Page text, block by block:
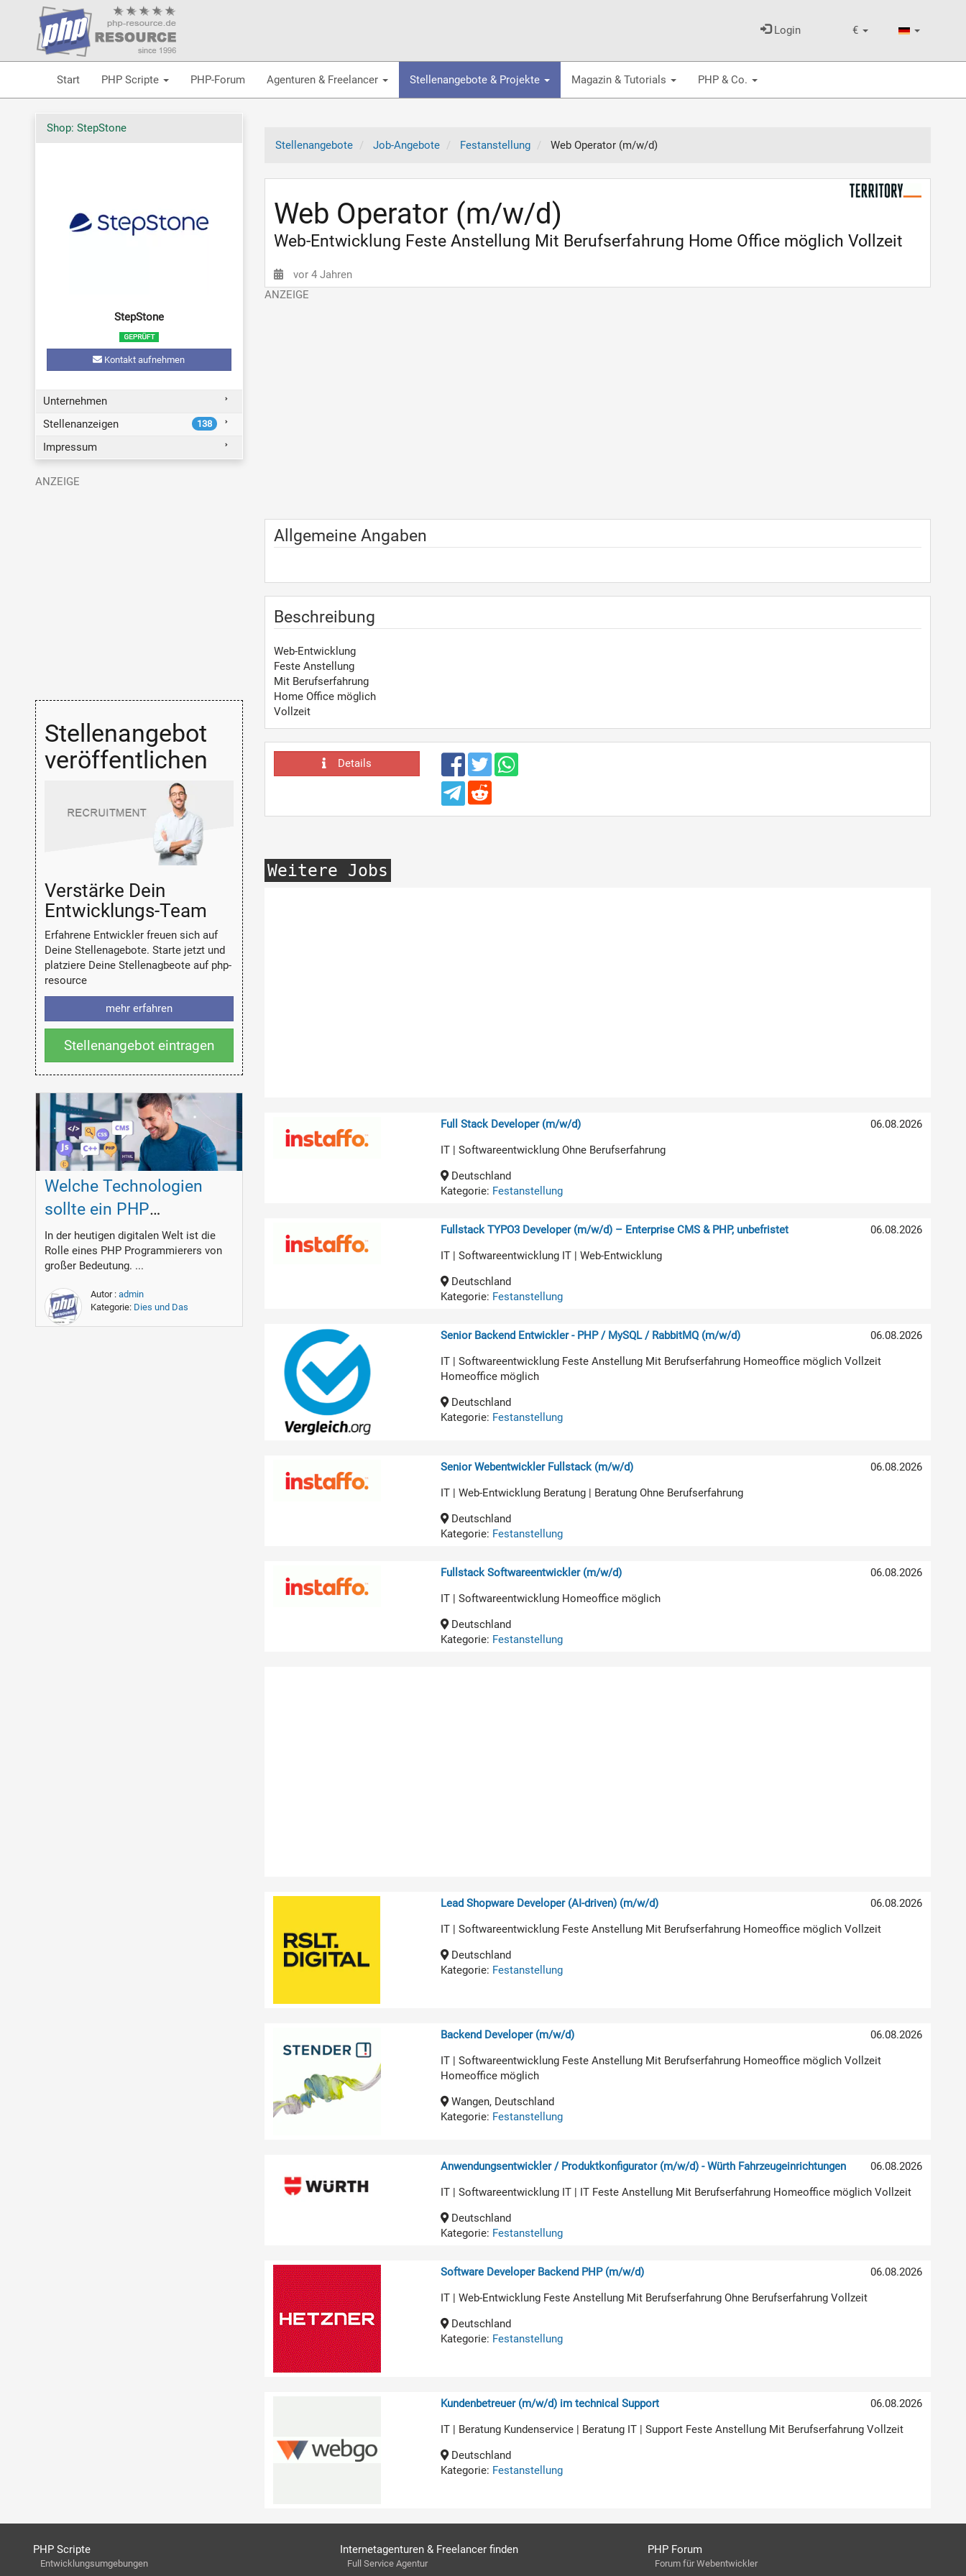
€
Login
Start PHP Scripte PHP-Forum Agenturen & Freelancer Stellenangebote & Projekte Magazin & Tutorials PHP & Co.
Stellenangebote Job-Angebote Festanstellung Web Operator (m/w/d)
Web Operator (m/w/d)
Web-Entwicklung Feste Anstellung Mit Berufserfahrung Home Office möglich Vollzeit
vor 4 Jahren
Allgemeine Angaben
Beschreibung
Web-Entwicklung
Feste Anstellung
Mit Berufserfahrung
Home Office möglich
Vollzeit
Details
Weitere Jobs
06.08.2026
Full Stack Developer (m/w/d)
IT | Softwareentwicklung Ohne Berufserfahrung
Deutschland
Kategorie: Festanstellung
06.08.2026
Fullstack TYPO3 Developer (m/w/d) – Enterprise CMS & PHP, unbefristet
IT | Softwareentwicklung IT | Web-Entwicklung
Deutschland
Kategorie: Festanstellung
06.08.2026
Senior Backend Entwickler - PHP / MySQL / RabbitMQ (m/w/d)
IT | Softwareentwicklung Feste Anstellung Mit Berufserfahrung Homeoffice möglich Vollzeit
Homeoffice möglich
Deutschland
Kategorie: Festanstellung
06.08.2026
Senior Webentwickler Fullstack (m/w/d)
IT | Web-Entwicklung Beratung | Beratung Ohne Berufserfahrung
Deutschland
Kategorie: Festanstellung
06.08.2026
Fullstack Softwareentwickler (m/w/d)
IT | Softwareentwicklung Homeoffice möglich
Deutschland
Kategorie: Festanstellung
06.08.2026
Lead Shopware Developer (AI-driven) (m/w/d)
IT | Softwareentwicklung Feste Anstellung Mit Berufserfahrung Homeoffice möglich Vollzeit
Deutschland
Kategorie: Festanstellung
06.08.2026
Backend Developer (m/w/d)
IT | Softwareentwicklung Feste Anstellung Mit Berufserfahrung Homeoffice möglich Vollzeit
Homeoffice möglich
Wangen, Deutschland
Kategorie: Festanstellung
06.08.2026
Anwendungsentwickler / Produktkonfigurator (m/w/d) - Würth Fahrzeugeinrichtungen
IT | Softwareentwicklung IT | IT Feste Anstellung Mit Berufserfahrung Homeoffice möglich Vollzeit
Deutschland
Kategorie: Festanstellung
06.08.2026
Software Developer Backend PHP (m/w/d)
IT | Web-Entwicklung Feste Anstellung Mit Berufserfahrung Ohne Berufserfahrung Vollzeit
Deutschland
Kategorie: Festanstellung
06.08.2026
Kundenbetreuer (m/w/d) im technical Support
IT | Beratung Kundenservice | Beratung IT | Support Feste Anstellung Mit Berufserfahrung Vollzeit
Deutschland
Kategorie: Festanstellung
Shop: StepStone
StepStone
Kontakt aufnehmen
Unternehmen
Stellenanzeigen
138
Impressum
Stellenangebot
veröffentlichen
Verstärke Dein
Entwicklungs-Team
Erfahrene Entwickler freuen sich auf
Deine Stellenagebote. Starte jetzt und
platziere Deine Stellenagbeote auf php-
resource
mehr erfahren
Stellenangebot eintragen
Welche Technologien
sollte ein PHP
Programmierer
beherrschen?
In der heutigen digitalen Welt ist die
Rolle eines PHP Programmierers von
großer Bedeutung. ...
Autor : admin
Kategorie: Dies und Das
PHP Scripte
Entwicklungsumgebungen
Internetagenturen & Freelancer finden
Full Service Agentur
PHP Forum
Forum für Webentwickler